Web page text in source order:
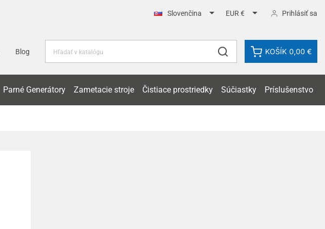
Slovenčina  EUR €  Prihlásiť sa
Blog KOŠÍK 0,00 €
Parné Generátory Zametacie stroje Čistiace prostriedky Súčiastky Príslušenstvo